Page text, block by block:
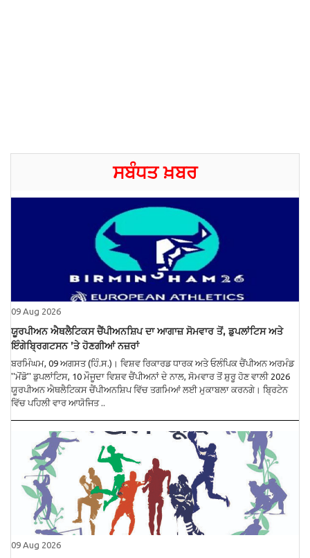
ਸਬੰਧਤ ਖ਼ਬਰ
09 Aug 2026
ਯੂਰਪੀਅਨ ਐਥਲੈਟਿਕਸ ਚੈਂਪੀਅਨਸ਼ਿਪ ਦਾ ਆਗਾਜ਼ ਸੋਮਵਾਰ ਤੋਂ, ਡੁਪਲਾਂਟਿਸ ਅਤੇ
ਇੰਗੇਬ੍ਰਿਗਟਸਨ ’ਤੇ ਹੋਣਗੀਆਂ ਨਜ਼ਰਾਂ
ਬਰਮਿੰਘਮ, 09 ਅਗਸਤ (ਹਿੰ.ਸ.)। ਵਿਸ਼ਵ ਰਿਕਾਰਡ ਧਾਰਕ ਅਤੇ ਓਲੰਪਿਕ ਚੈਂਪੀਅਨ ਅਰਮੰਡ
''ਮੋਂਡੋ'' ਡੁਪਲਾਂਟਿਸ, 10 ਮੌਜੂਦਾ ਵਿਸ਼ਵ ਚੈਂਪੀਅਨਾਂ ਦੇ ਨਾਲ, ਸੋਮਵਾਰ ਤੋਂ ਸ਼ੁਰੂ ਹੋਣ ਵਾਲੀ 2026
ਯੂਰਪੀਅਨ ਐਥਲੈਟਿਕਸ ਚੈਂਪੀਅਨਸ਼ਿਪ ਵਿੱਚ ਤਗਮਿਆਂ ਲਈ ਮੁਕਾਬਲਾ ਕਰਨਗੇ। ਬ੍ਰਿਟੇਨ
ਵਿੱਚ ਪਹਿਲੀ ਵਾਰ ਆਯੋਜਿਤ ..
09 Aug 2026